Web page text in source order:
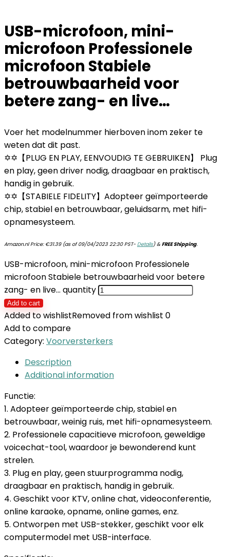
USB-microfoon, mini-
microfoon Professionele
microfoon Stabiele
betrouwbaarheid voor
betere zang- en live…
Voer het modelnummer hierboven inom zeker te
weten dat dit past.
✡✡【PLUG EN PLAY, EENVOUDIG TE GEBRUIKEN】 Plug
en play, geen driver nodig, draagbaar en praktisch,
handig in gebruik.
✡✡【STABIELE FIDELITY】Adopteer geïmporteerde
chip, stabiel en betrouwbaar, geluidsarm, met hifi-
opnamesysteem.
Amazon.nl Price: €31.39(as of 09/04/2023 22:30 PST-Details)&FREE Shipping.
USB-microfoon, mini-microfoon Professionele
microfoon Stabiele betrouwbaarheid voor betere
zang- en live… quantity
Add to cart
Added to wishlistRemoved from wishlist 0
Add to compare
Category: Voorversterkers
Description
Additional information
Functie:
1. Adopteer geïmporteerde chip, stabiel en
betrouwbaar, weinig ruis, met hifi-opnamesysteem.
2. Professionele capacitieve microfoon, geweldige
voicechat-tool, waardoor je bewonderend kunt
strelen.
3. Plug en play, geen stuurprogramma nodig,
draagbaar en praktisch, handig in gebruik.
4. Geschikt voor KTV, online chat, videoconferentie,
online karaoke, opname, online games, enz.
5. Ontworpen met USB-stekker, geschikt voor elk
computermodel met USB-interface.